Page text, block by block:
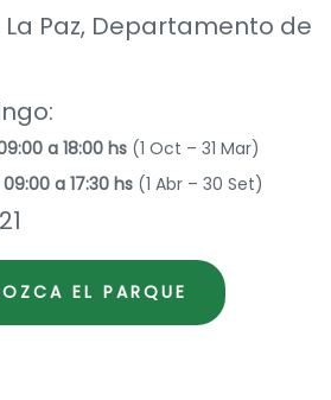
La Paz, Departamento de
a 18:00 hs (1 Oct – 31 Mar)
a 17:30 hs (1 Abr – 30 Set)
EL PARQUE